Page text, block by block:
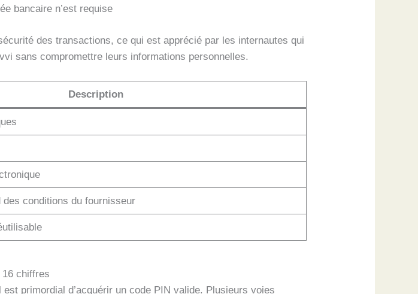
bancaire n’est requise
des transactions, ce qui est apprécié par les internautes qui
sans compromettre leurs informations personnelles.
Description
conditions du fournisseur
16 chiffres
primordial d’acquérir un code PIN valide. Plusieurs voies